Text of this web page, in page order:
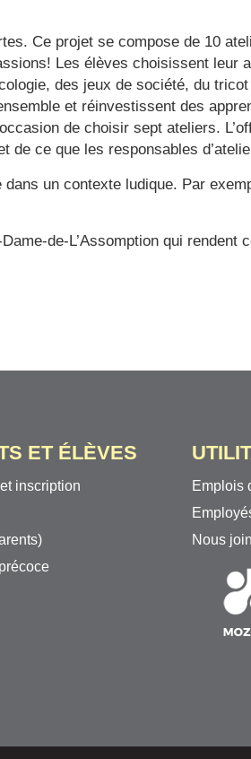
Ce projet se compose de 10
Les élèves choisissent leur
des jeux de société, du
et réinvestissent des
de choisir sept ateliers.
de ce que les responsables
un contexte ludique. Par
de-L’Assomption qui rendent
ET ÉLÈVES
inscription
Emplois
Nous